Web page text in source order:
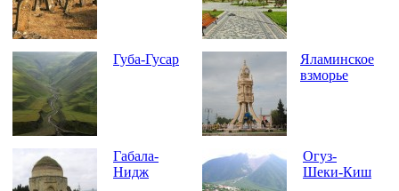
Губа-Гусар
Яламинское
взморье
Габала-
Нидж
Огуз-
Шеки-Киш